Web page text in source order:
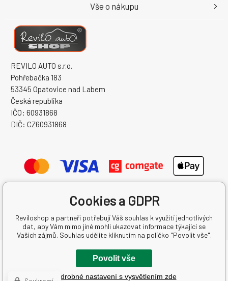
REVILO AUTO s.r.o.
Pohřebačka 183
53345 Opatovice nad Labem
Česká republika
IČO: 60931868
DIČ: CZ60931868
Vše o nákupu
Copyright © 2026 REVILO AUTO s.r.o.
Všechna práva vyhrazena.
Cookies a GDPR
Reviloshop a partneři potřebují Váš souhlas k využití jednotlivých
dat, aby Vám mimo jiné mohli ukazovat informace týkající se
Vašich zájmů. Souhlas udělíte kliknutím na políčko "Povolit vše".
Povolit vše
Podrobné nastavení s vysvětlením zde